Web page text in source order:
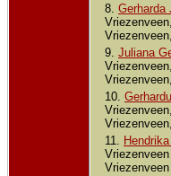
8. Gerharda
9. Juliana
10.
11.
Vriezenveen
Vriezenveen